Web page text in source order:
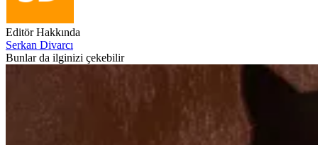
Editör Hakkında
Serkan Divarcı
Bunlar da ilginizi çekebilir